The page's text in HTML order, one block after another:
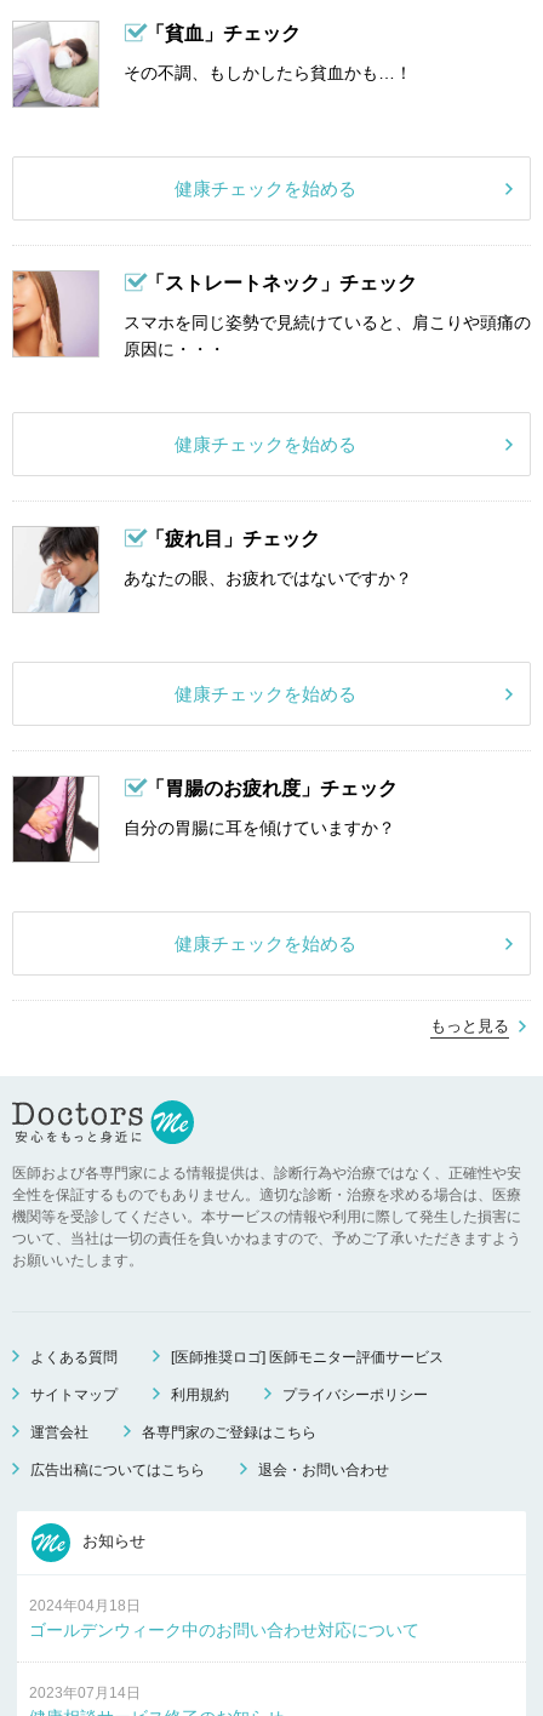
「貧血」チェック
その不調、もしかしたら貧血かも…！
健康チェックを始める
「ストレートネック」チェック
スマホを同じ姿勢で見続けていると、肩こりや頭痛の
原因に・・・
健康チェックを始める
「疲れ目」チェック
あなたの眼、お疲れではないですか？
健康チェックを始める
「胃腸のお疲れ度」チェック
自分の胃腸に耳を傾けていますか？
健康チェックを始める
もっと見る
医師および各専門家による情報提供は、診断行為や治療ではなく、正確性や安
全性を保証するものでもありません。適切な診断・治療を求める場合は、医療
機関等を受診してください。本サービスの情報や利用に際して発生した損害に
ついて、当社は一切の責任を負いかねますので、予めご了承いただきますよう
お願いいたします。
よくある質問 [医師推奨ロゴ] 医師モニター評価サービス
サイトマップ 利用規約 プライバシーポリシー
運営会社 各専門家のご登録はこちら
広告出稿についてはこちら 退会・お問い合わせ
お知らせ
2024年04月18日
ゴールデンウィーク中のお問い合わせ対応について
2023年07月14日